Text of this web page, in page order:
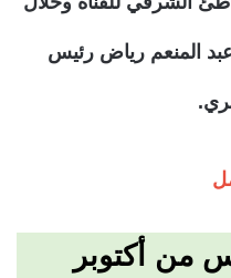
المنعم رياض رئيس
من أكتوبر